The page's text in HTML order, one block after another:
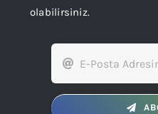
olabilirsiniz.